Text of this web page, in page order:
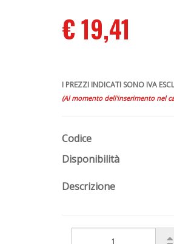
€ 19,41
I PREZZI INDICATI SONO IVA
(Al momento dell'inserimento nel
Codice
Disponibilità
Descrizione